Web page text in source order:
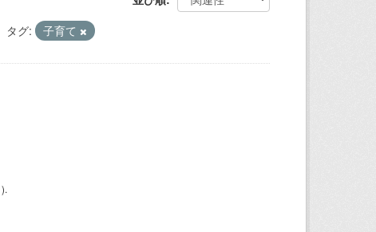
タグ: 子育て
).